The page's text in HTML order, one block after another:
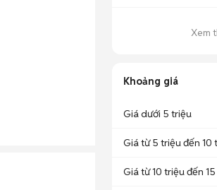
Xem
Khoảng giá
Giá dưới 5 triệu
Giá từ 5 triệu đến 10
Giá từ 10 triệu đến